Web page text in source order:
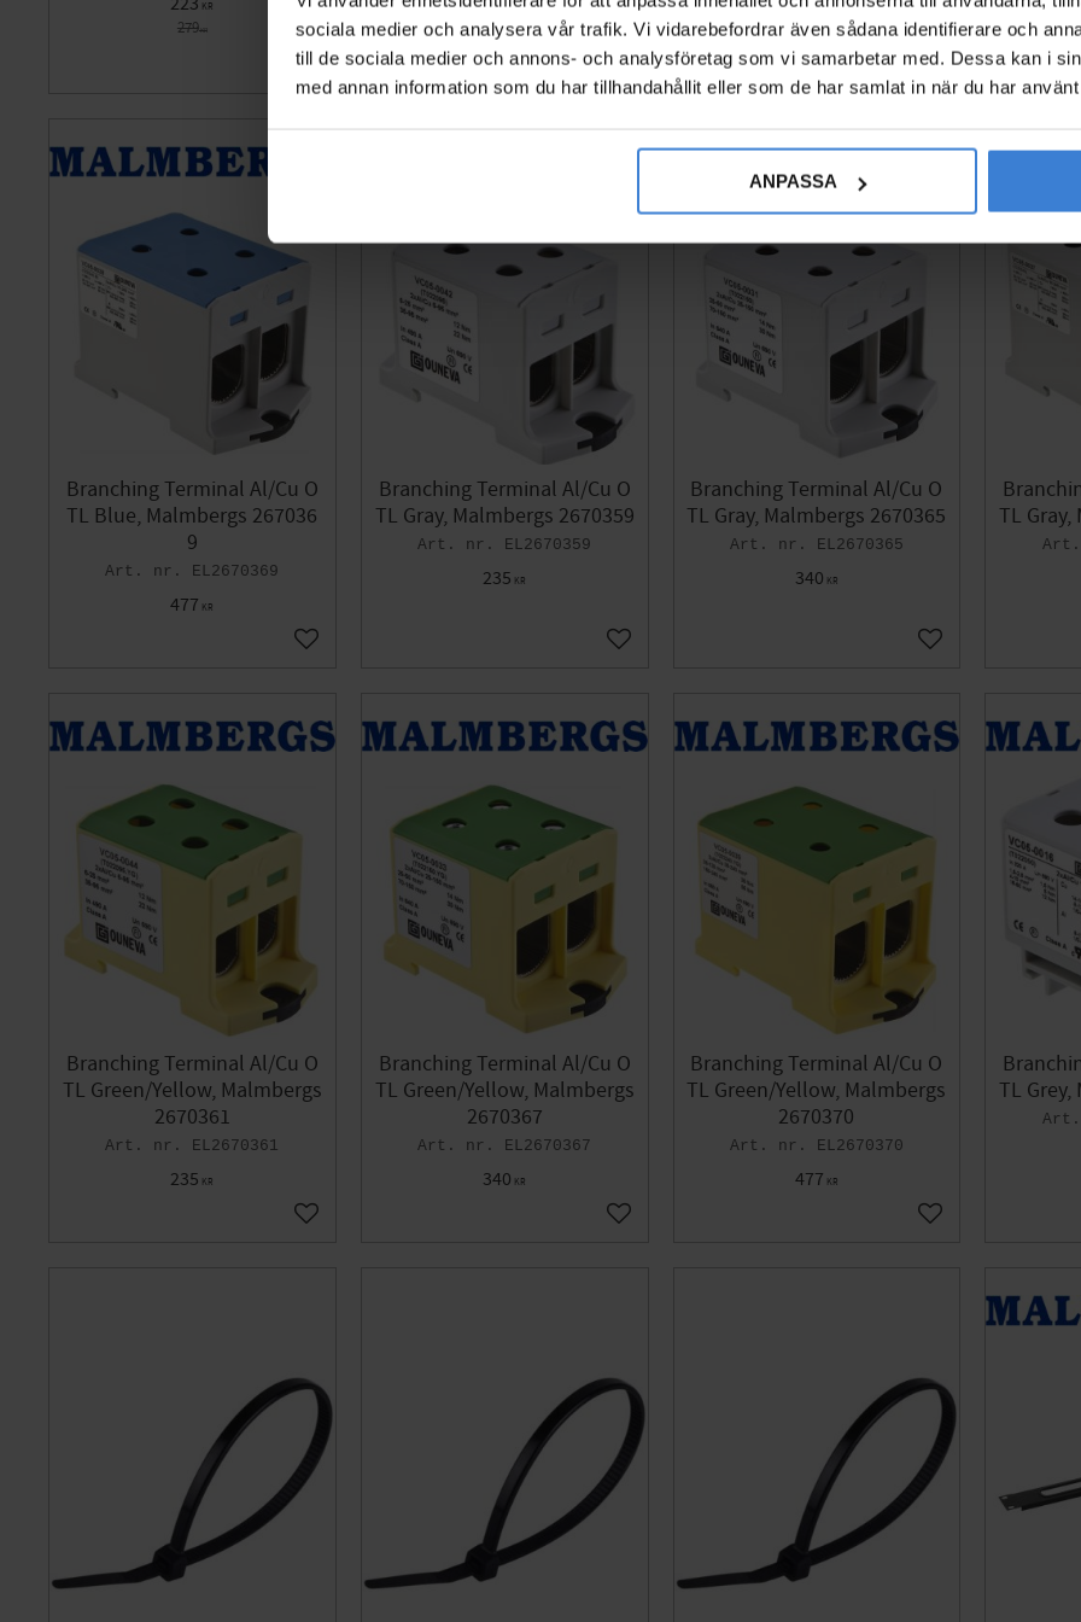
sociala medier och analysera vår trafik. Vi vidarebefordrar även sådana identifierare och
till de sociala medier och annons- och analysföretag som vi samarbetar med. Dessa kan i
med annan information som du har tillhandahållit eller som de har samlat in när du har
ANPASSA
KR
279KR
Add to favorites
KR
Add to favorites
151KR
Add to favorites
Branching Terminal Al/Cu O
TL Blue, Malmbergs 267036
9
EL2670369
477 KR
Add to favorites
Branching Terminal Al/Cu O
TL Gray, Malmbergs 2670359
EL2670359
235 KR
Add to favorites
Branching Terminal Al/Cu O
TL Gray, Malmbergs 2670365
EL2670365
340 KR
Add to favorites
TL
Branching Terminal Al/Cu O
TL Green/Yellow, Malmbergs
2670361
EL2670361
235 KR
Add to favorites
Branching Terminal Al/Cu O
TL Green/Yellow, Malmbergs
2670367
EL2670367
340 KR
Add to favorites
Branching Terminal Al/Cu O
TL Green/Yellow, Malmbergs
2670370
EL2670370
477 KR
Add to favorites
TL